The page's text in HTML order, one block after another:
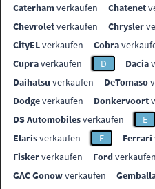
Caterhamverkaufen Chatenet
Chevroletverkaufen Chrysler
CityELverkaufen Cobra
Cupraverkaufen D Dacia
Daihatsu verkaufen DeTomaso
Dodgeverkaufen Donkervoort
DS Automobilesverkaufen E
Elarisverkaufen F Ferrari
Fiskerverkaufen Fordverkaufen
GAC Gonowverkaufen